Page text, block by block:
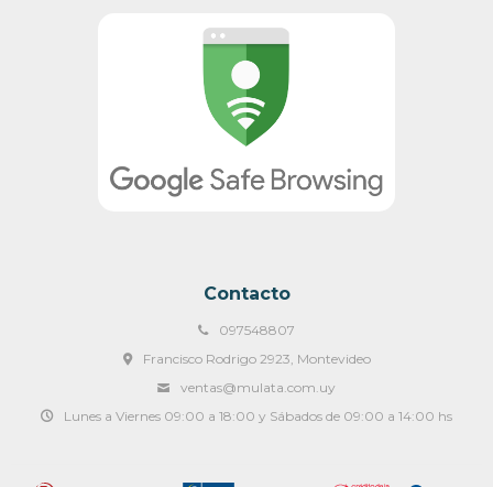
Contacto
097548807
Francisco Rodrigo 2923, Montevideo
ventas@mulata.com.uy
Lunes a Viernes 09:00 a 18:00 y Sábados de 09:00 a 14:00 hs